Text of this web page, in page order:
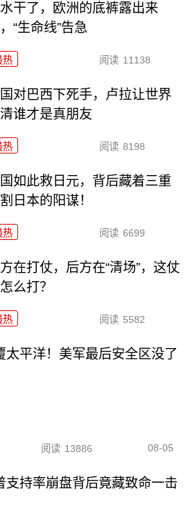
干了，欧洲的底裤露出来
“生命线”告急
热 阅读 11138
对巴西下死手，卢拉让世界
谁才是真朋友
热 阅读 8198
如此救日元，背后藏着三重
日本的阳谋！
热 阅读 6699
在打仗，后方在“清场”，这仗
么打？
热 阅读 5582
太平洋！美军最后安全区没了
阅读 13886 08-05
支持率崩盘背后竟藏致命一击